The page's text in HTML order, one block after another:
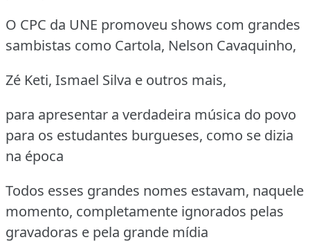
O CPC da UNE promoveu shows com grandes
sambistas como Cartola, Nelson Cavaquinho,
Zé Keti, Ismael Silva e outros mais,
para apresentar a verdadeira música do povo
para os estudantes burgueses, como se dizia
na época
Todos esses grandes nomes estavam, naquele
momento, completamente ignorados pelas
gravadoras e pela grande mídia